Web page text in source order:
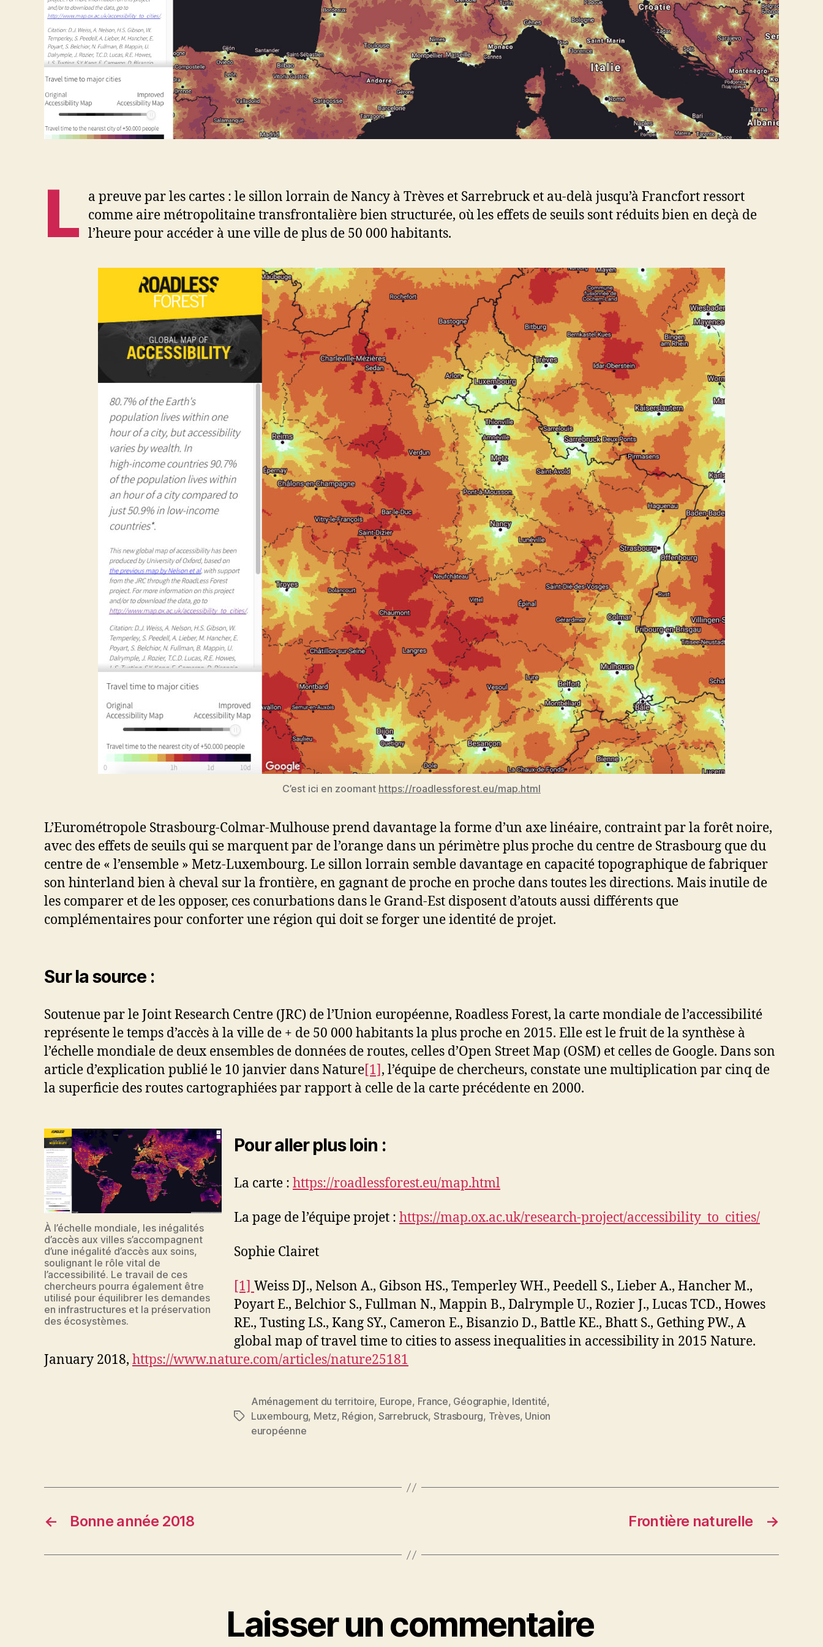
L a preuve par les cartes : le sillon lorrain de Nancy à Trèves et Sarrebruck et au-delà jusqu’à Francfort ressort
comme aire métropolitaine transfrontalière bien structurée, où les effets de seuils sont réduits bien en deçà de
l’heure pour accéder à une ville de plus de 50 000 habitants.
C’est ici en zoomant https://roadlessforest.eu/map.html
L’Eurométropole Strasbourg-Colmar-Mulhouse prend davantage la forme d’un axe linéaire, contraint par la forêt noire,
avec des effets de seuils qui se marquent par de l’orange dans un périmètre plus proche du centre de Strasbourg que du
centre de « l’ensemble » Metz-Luxembourg. Le sillon lorrain semble davantage en capacité topographique de fabriquer
son hinterland bien à cheval sur la frontière, en gagnant de proche en proche dans toutes les directions. Mais inutile de
les comparer et de les opposer, ces conurbations dans le Grand-Est disposent d’atouts aussi différents que
complémentaires pour conforter une région qui doit se forger une identité de projet.
Sur la source :
Soutenue par le Joint Research Centre (JRC) de l’Union européenne, Roadless Forest, la carte mondiale de l’accessibilité
représente le temps d’accès à la ville de + de 50 000 habitants la plus proche en 2015. Elle est le fruit de la synthèse à
l’échelle mondiale de deux ensembles de données de routes, celles d’Open Street Map (OSM) et celles de Google. Dans son
article d’explication publié le 10 janvier dans Nature[1], l’équipe de chercheurs, constate une multiplication par cinq de
la superficie des routes cartographiées par rapport à celle de la carte précédente en 2000.
À l’échelle mondiale, les inégalités
d’accès aux villes s’accompagnent
d’une inégalité d’accès aux soins,
soulignant le rôle vital de
l’accessibilité. Le travail de ces
chercheurs pourra également être
utilisé pour équilibrer les demandes
en infrastructures et la préservation
des écosystèmes.
Pour aller plus loin :
La carte : https://roadlessforest.eu/map.html
La page de l’équipe projet : https://map.ox.ac.uk/research-project/accessibility_to_cities/
Sophie Clairet
[1] Weiss DJ., Nelson A., Gibson HS., Temperley WH., Peedell S., Lieber A., Hancher M.,
Poyart E., Belchior S., Fullman N., Mappin B., Dalrymple U., Rozier J., Lucas TCD., Howes
RE., Tusting LS., Kang SY., Cameron E., Bisanzio D., Battle KE., Bhatt S., Gething PW., A
global map of travel time to cities to assess inequalities in accessibility in 2015 Nature.
January 2018, https://www.nature.com/articles/nature25181
Étiquettes
Aménagement du territoire, Europe, France, Géographie, Identité,
Luxembourg, Metz, Région,Sarrebruck, Strasbourg, Trèves, Union
européenne
← Bonne année 2018 →
Frontière naturelle
Laisser un commentaire